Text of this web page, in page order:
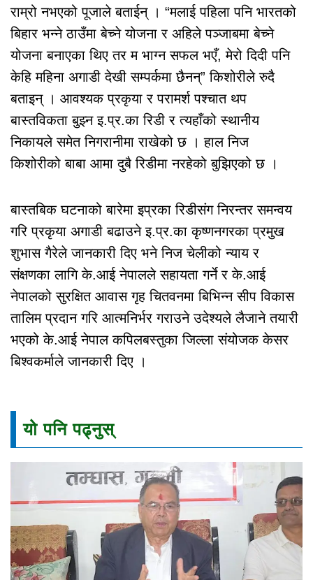
राम्रो नभएको पूजाले बताईन् । “मलाई पहिला पनि भारतको
बिहार भन्ने ठाउँमा बेच्ने योजना र अहिले पञ्जाबमा बेच्ने
योजना बनाएका थिए तर म भाग्न सफल भएँ, मेरो दिदी पनि
केहि महिना अगाडी देखी सम्पर्कमा छैनन्” किशोरीले रुदै
बताइन् । आवश्यक प्रकृया र परामर्श पश्चात थप
बास्तविकता बुझ्न इ.प्र.का रिडी र त्यहाँको स्थानीय
निकायले समेत निगरानीमा राखेको छ । हाल निज
किशोरीको बाबा आमा दुबै रिडीमा नरहेको बुझिएको छ ।
बास्तबिक घटनाको बारेमा इप्रका रिडीसंग निरन्तर समन्वय
गरि प्रकृया अगाडी बढाउने इ.प्र.का कृष्णनगरका प्रमुख
शुभास गैरेले जानकारी दिए भने निज चेलीको न्याय र
संक्षणका लागि के.आई नेपालले सहायता गर्ने र के.आई
नेपालको सुरक्षित आवास गृह चितवनमा बिभिन्न सीप विकास
तालिम प्रदान गरि आत्मनिर्भर गराउने उदेश्यले लैजाने तयारी
भएको के.आई नेपाल कपिलबस्तुका जिल्ला संयोजक केसर
बिश्वकर्माले जानकारी दिए ।
यो पनि पढ्नुस्